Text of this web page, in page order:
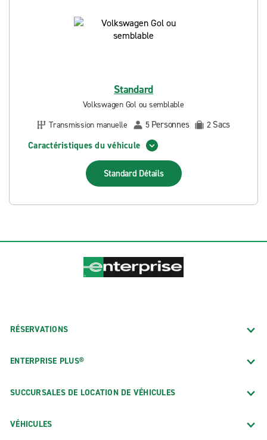
Standard
Volkswagen Gol ou semblable
Transmission manuelle
5 Personnes 2 Sacs
Caractéristiques du véhicule
Standard Détails
RÉSERVATIONS
ENTERPRISE PLUS®
SUCCURSALES DE LOCATION DE VÉHICULES
VÉHICULES